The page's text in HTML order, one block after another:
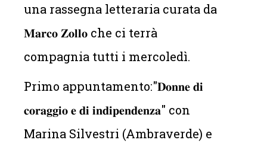
una rassegna letteraria curata da
𝐌𝐚𝐫𝐜𝐨 𝐙𝐨𝐥𝐥𝐨 che ci terrà
compagnia tutti i mercoledì.
Primo appuntamento:"𝐃𝐨𝐧𝐧𝐞 𝐝𝐢
𝐜𝐨𝐫𝐚𝐠𝐠𝐢𝐨 𝐞 𝐝𝐢 𝐢𝐧𝐝𝐢𝐩𝐞𝐧𝐝𝐞𝐧𝐳𝐚" con
Marina Silvestri (Ambraverde) e